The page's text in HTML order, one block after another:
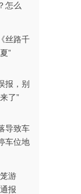
怎么
丝路千
”
报，别
了”
导致车
车位地
游
报